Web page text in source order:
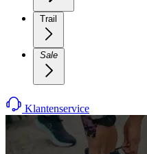
Trail
Sale
Klantenservice